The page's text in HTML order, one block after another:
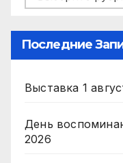
Последние
Выставка 1
День
2026